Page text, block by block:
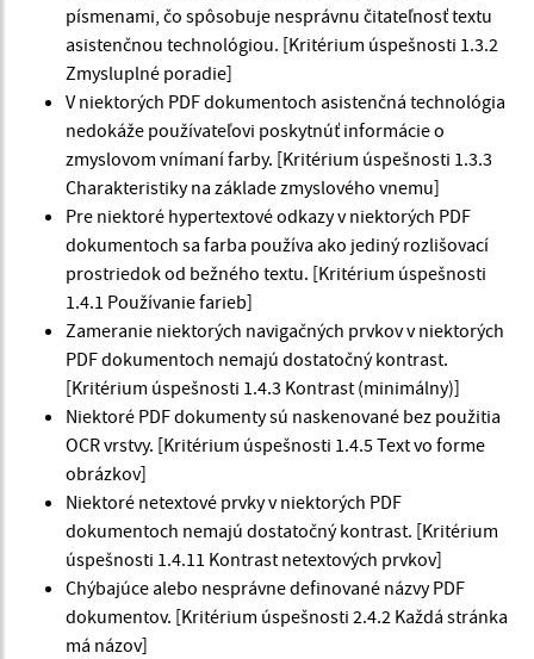
písmenami, čo spôsobuje nesprávnu čitateľnosť textu
asistenčnou technológiou. [Kritérium úspešnosti 1.3.2
Zmysluplné poradie]
V niektorých PDF dokumentoch asistenčná technológia
nedokáže používateľovi poskytnúť informácie o
zmyslovom vnímaní farby. [Kritérium úspešnosti 1.3.3
Charakteristiky na základe zmyslového vnemu]
Pre niektoré hypertextové odkazy v niektorých PDF
dokumentoch sa farba používa ako jediný rozlišovací
prostriedok od bežného textu. [Kritérium úspešnosti
1.4.1 Používanie farieb]
Zameranie niektorých navigačných prvkov v niektorých
PDF dokumentoch nemajú dostatočný kontrast.
[Kritérium úspešnosti 1.4.3 Kontrast (minimálny)]
Niektoré PDF dokumenty sú naskenované bez použitia
OCR vrstvy. [Kritérium úspešnosti 1.4.5 Text vo forme
obrázkov]
Niektoré netextové prvky v niektorých PDF
dokumentoch nemajú dostatočný kontrast. [Kritérium
úspešnosti 1.4.11 Kontrast netextových prvkov]
Chýbajúce alebo nesprávne definované názvy PDF
dokumentov. [Kritérium úspešnosti 2.4.2 Každá stránka
má názov]